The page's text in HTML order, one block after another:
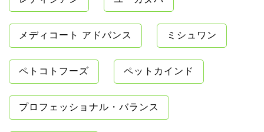
メディコート アドバンス ミシュワン
ペトコトフーズ ペットカインド
プロフェッショナル・バランス